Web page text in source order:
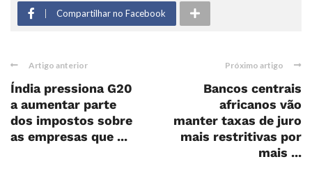
Compartilhar no Facebook
Artigo anterior
Índia pressiona G20
a aumentar parte
dos impostos sobre
as empresas que ...
Próximo artigo
Bancos centrais
africanos vão
manter taxas de juro
mais restritivas por
mais ...